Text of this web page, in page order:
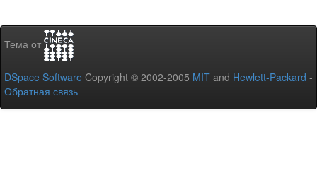
Тема от
DSpace Software Copyright © 2002-2005 MIT and Hewlett-Packard -
Обратная связь